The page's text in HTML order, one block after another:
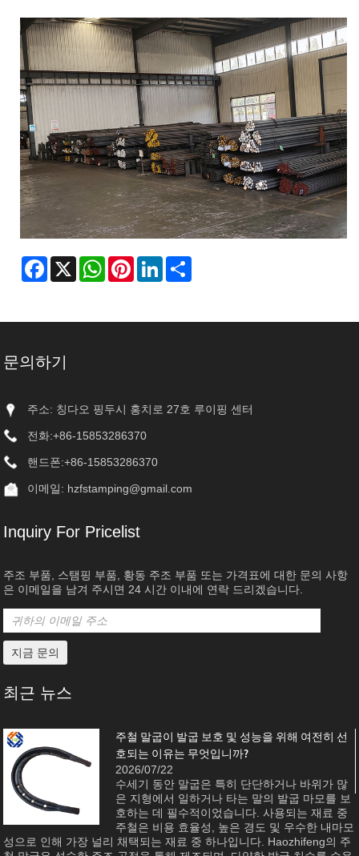
Facebook
X WhatsAppPinterestLinkedIn
문의하기
주소: 칭다오 핑두시 홍치로 27호 루이핑 센터
전화:+86-15853286370
핸드폰:+86-15853286370
이메일: hzfstamping@gmail.com
Inquiry For Pricelist
주조 부품, 스탬핑 부품, 황동 주조 부품 또는 가격표에 대한 문의 사항
은 이메일을 남겨 주시면 24 시간 이내에 연락 드리겠습니다.
최근 뉴스
주철 말굽이 발굽 보호 및 성능을 위해 여전히 선
호되는 이유는 무엇입니까?
2026/07/22
수세기 동안 말굽은 특히 단단하거나 바위가 많
은 지형에서 일하거나 타는 말의 발굽 마모를 보
호하는 데 필수적이었습니다. 사용되는 재료 중
주철은 비용 효율성, 높은 경도 및 우수한 내마모
성으로 인해 가장 널리 채택되는 재료 중 하나입니다. Haozhifeng의 주